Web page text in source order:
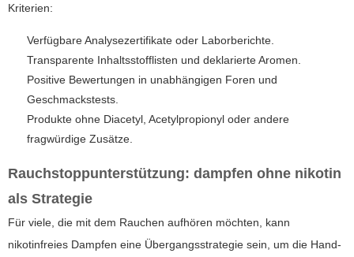
Kriterien:
Verfügbare Analysezertifikate oder Laborberichte.
Transparente Inhaltsstofflisten und deklarierte Aromen.
Positive Bewertungen in unabhängigen Foren und
Geschmackstests.
Produkte ohne Diacetyl, Acetylpropionyl oder andere
fragwürdige Zusätze.
Rauchstoppunterstützung: dampfen ohne nikotin
als Strategie
Für viele, die mit dem Rauchen aufhören möchten, kann
nikotinfreies Dampfen eine Übergangsstrategie sein, um die Hand-